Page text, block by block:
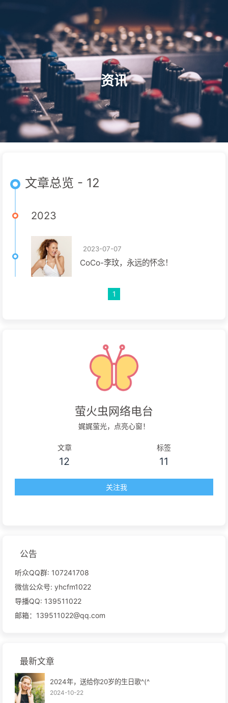
主播 纸条 音乐 相册 资讯 帮助 关于 合作
直播
资讯
文章总览 - 12
2023
2023-07-07
CoCo-李玟，永远的怀念！
1
萤火虫网络电台
娓娓萤光，点亮心窗！
文章
12
标签
11
关注我
公告
听众QQ群: 107241708
微信公众号: yhcfm1022
导播QQ: 139511022
邮箱：139511022@qq.com
最新文章
2024年，送给你20岁的生日歌^(^
2024-10-22